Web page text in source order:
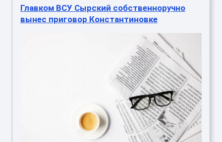
Главком ВСУ Сырский собственноручно
вынес приговор Константиновке